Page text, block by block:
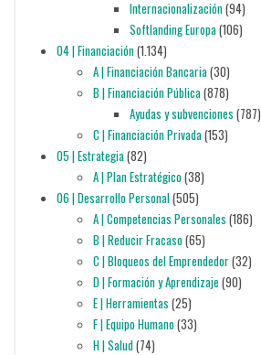
Internacionalización(94)
Softlanding Europa(106)
04 | Financiación(1.134)
A | Financiación Bancaria(30)
B | Financiación Pública(878)
Ayudas y subvenciones (787)
C | Financiación Privada(153)
05 | Estrategia(82)
A | Plan Estratégico(38)
06 | Desarrollo Personal(505)
A | Competencias Personales (186)
B | Reducir Fracaso(65)
C | Bloqueos del Emprendedor(32)
D | Formación y Aprendizaje (90)
E | Herramientas (25)
F | Equipo Humano(33)
H | Salud(74)